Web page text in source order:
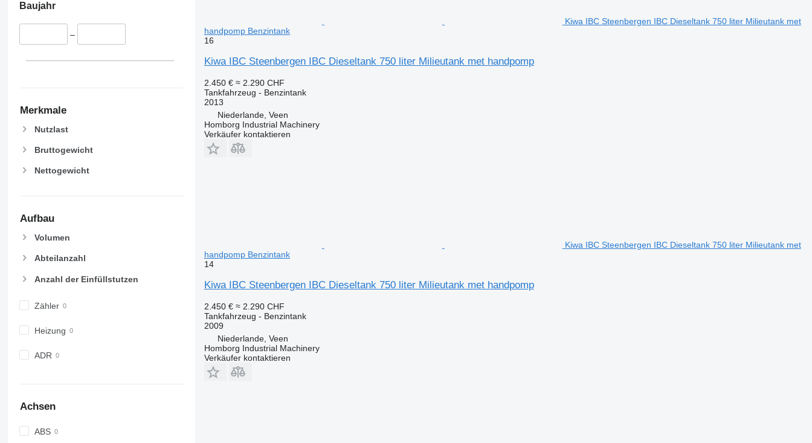
Baujahr
–
Merkmale
Nutzlast
Bruttogewicht
Nettogewicht
Aufbau
Volumen
Abteilanzahl
Anzahl der Einfüllstutzen
Zähler
Heizung
ADR
Achsen
ABS
Kiwa IBC Steenbergen IBC Dieseltank 750 liter Milieutank met
handpomp Benzintank
16
Kiwa IBC Steenbergen IBC Dieseltank 750 liter Milieutank met handpomp
2.450 € ≈ 2.290 CHF
Tankfahrzeug - Benzintank
2013
Niederlande, Veen
Homborg Industrial Machinery
Verkäufer kontaktieren
Kiwa IBC Steenbergen IBC Dieseltank 750 liter Milieutank met
handpomp Benzintank
14
Kiwa IBC Steenbergen IBC Dieseltank 750 liter Milieutank met handpomp
2.450 € ≈ 2.290 CHF
Tankfahrzeug - Benzintank
2009
Niederlande, Veen
Homborg Industrial Machinery
Verkäufer kontaktieren